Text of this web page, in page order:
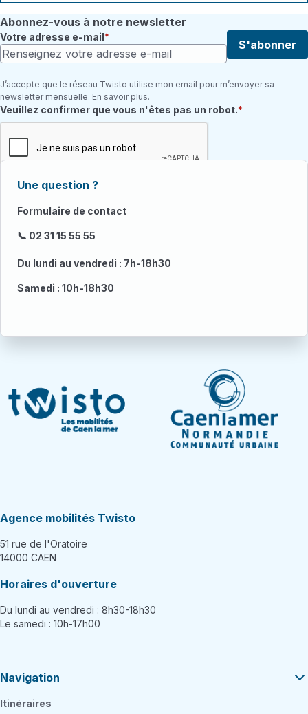
Abonnez-vous à notre newsletter
Votre adresse e-mail
S'abonner
J’accepte que le réseau Twisto utilise mon email pour m’envoyer sa
newsletter mensuelle. En savoir plus.
Champ requis
Veuillez confirmer que vous n'êtes pas un robot.
Une question ?
Formulaire de contact
📞 02 31 15 55 55
Du lundi au vendredi : 7h-18h30
Samedi : 10h-18h30
Agence mobilités Twisto
51 rue de l'Oratoire
14000 CAEN
Horaires d'ouverture
Du lundi au vendredi : 8h30-18h30
Le samedi : 10h-17h00
Navigation
Itinéraires